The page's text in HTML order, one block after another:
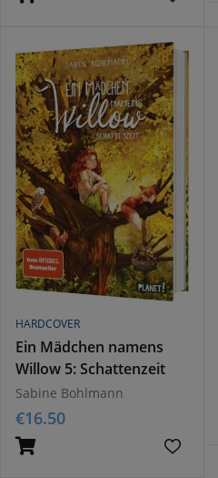
HARDCOVER
Ein Mädchen namens
Willow 5: Schattenzeit
Sabine Bohlmann
€16.50